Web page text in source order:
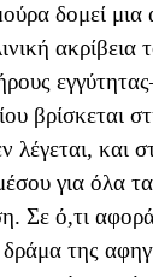
δομεί μια
βρίσκεται
και
για όλα
Σε ό,τι
της